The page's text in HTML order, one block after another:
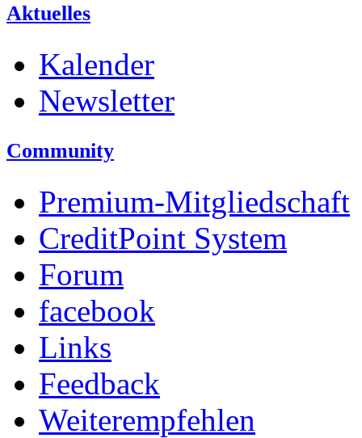
Aktuelles
Kalender
Newsletter
Community
Premium-Mitgliedschaft
CreditPoint System
Forum
facebook
Links
Feedback
Weiterempfehlen